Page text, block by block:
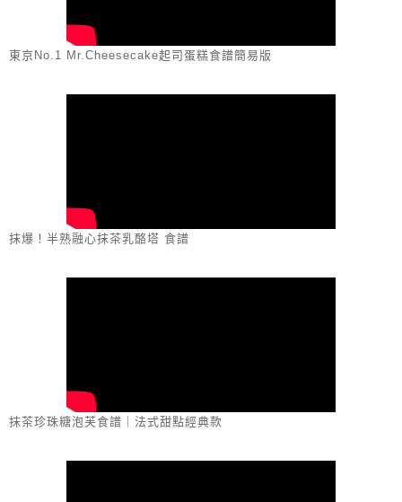
東京No.1 Mr.Cheesecake起司蛋糕食譜簡易版
抹爆！半熟融心抹茶乳酪塔 食譜
抹茶珍珠糖泡芙食譜｜法式甜點經典款